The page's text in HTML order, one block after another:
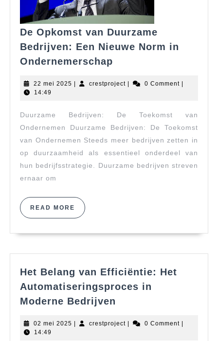
De Opkomst van Duurzame
Bedrijven: Een Nieuwe Norm in
Ondernemerschap
van
Een
Nieuwe
Norm
in
Ondernemerschap
22 mei 2025 22
crestprojectcrestproject0 Comment
14:49
Duurzame Bedrijven: De Toekomst van
Ondernemen Duurzame Bedrijven: De Toekomst
van Ondernemen Steeds meer bedrijven zetten in
op duurzaamheid als essentieel onderdeel van
hun bedrijfsstrategie. Duurzame bedrijven streven
ernaar om
READ MORE READ
MORE
Het Belang van Efficiëntie: Het
Automatiseringsproces in
Moderne Bedrijven
van
02 mei 2025 02
| crestprojectcrestproject
| 0 Comment |
14:49